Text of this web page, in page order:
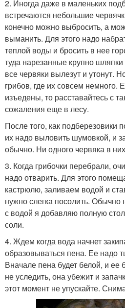
2. Иногда даже в маленьких
встречаются небольшие
конечно можно выбросить, а
выманить. Для этого надо
теплой воды и бросить в нее
туда нарезанные крупно
все червяки вылезут и утонут.
грибов, где их совсем немного.
изъедены, то расставайтесь с
сожаления еще в лесу.
После того, как подберезовики
их надо выловить шумовкой, и
обычно. Ни одного червяка в
3. Когда грибочки перебрали,
надо отварить. Для этого
кастрюлю, заливаем водой и
нужно слегка посолить.
с водой я добавляю полную
соли.
4. Ждем когда вода начнет
образовываться пена. Ее надо
Вначале пена будет белой, и ее
не уследить, она убежит и
этот момент не упускайте.